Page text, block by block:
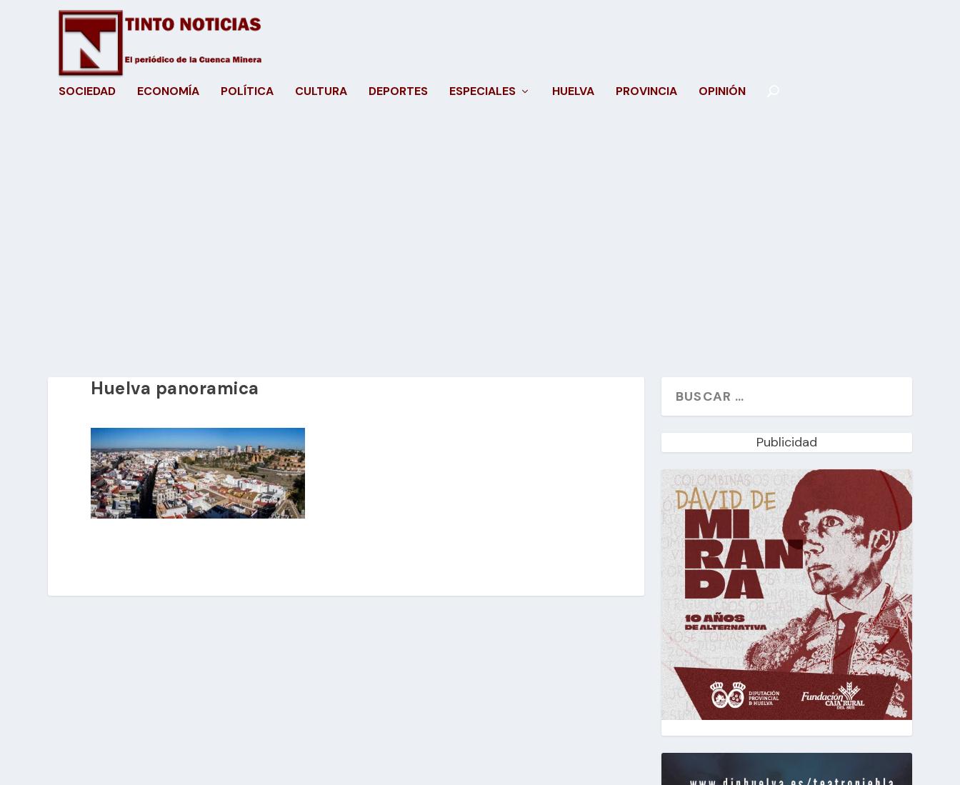
SOCIEDAD ECONOMÍA POLÍTICA CULTURA DEPORTES ESPECIALES HUELVA PROVINCIA OPINIÓN
Huelva panoramica
Publicidad